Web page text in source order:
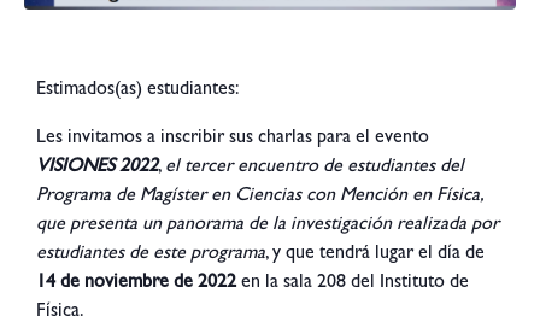
Estimados(as) estudiantes:
Les invitamos a inscribir sus charlas para el evento
VISIONES 2022, el tercer encuentro de estudiantes del
Programa de Magíster en Ciencias con Mención en Física,
que presenta un panorama de la investigación realizada por
estudiantes de este programa, y que tendrá lugar el día de
14 de noviembre de 2022en la sala 208 del Instituto de
Física.